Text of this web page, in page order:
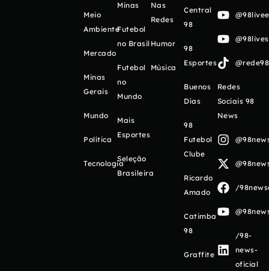
Meio
Ambiente
Mercado
Minas
Gerais
Mundo
Política
Tecnologia
Minas
Futebol
no Brasil
Futebol
no
Mundo
Mais
Esportes
Seleção
Brasileira
Nas
Redes
Humor
Música
Central
98
98
Esportes
Buenos
Días
98
Futebol
Clube
Ricardo
Amado
Catimba
98
Graffite
Redes
Sociais 98
News
/
/98-
news-
oficial